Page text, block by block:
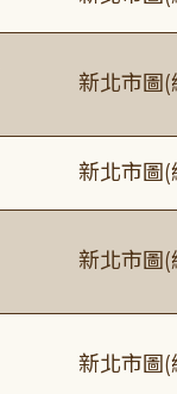
新北市圖(
新北市圖(
新北市圖(
新北市圖(